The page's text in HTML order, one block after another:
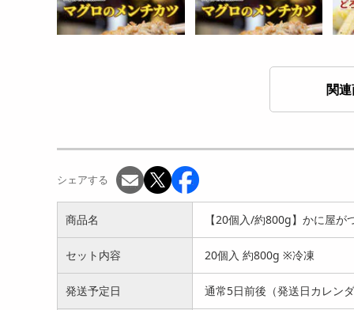
関
シェアする
商品名 【20個入/約800g】かに屋
セット内容 20個入 約800g ※冷凍
発送予定日 通常5日前後（発送日カレン